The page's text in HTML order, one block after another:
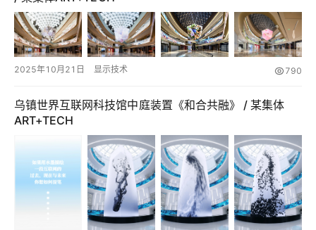
2025年10月21日 显示技术 790
乌镇世界互联网科技馆中庭装置《和合共融》 / 某集体
ART+TECH